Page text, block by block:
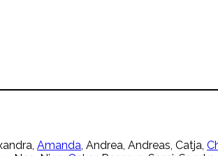
Amanda, Andrea, Andreas, Catja,